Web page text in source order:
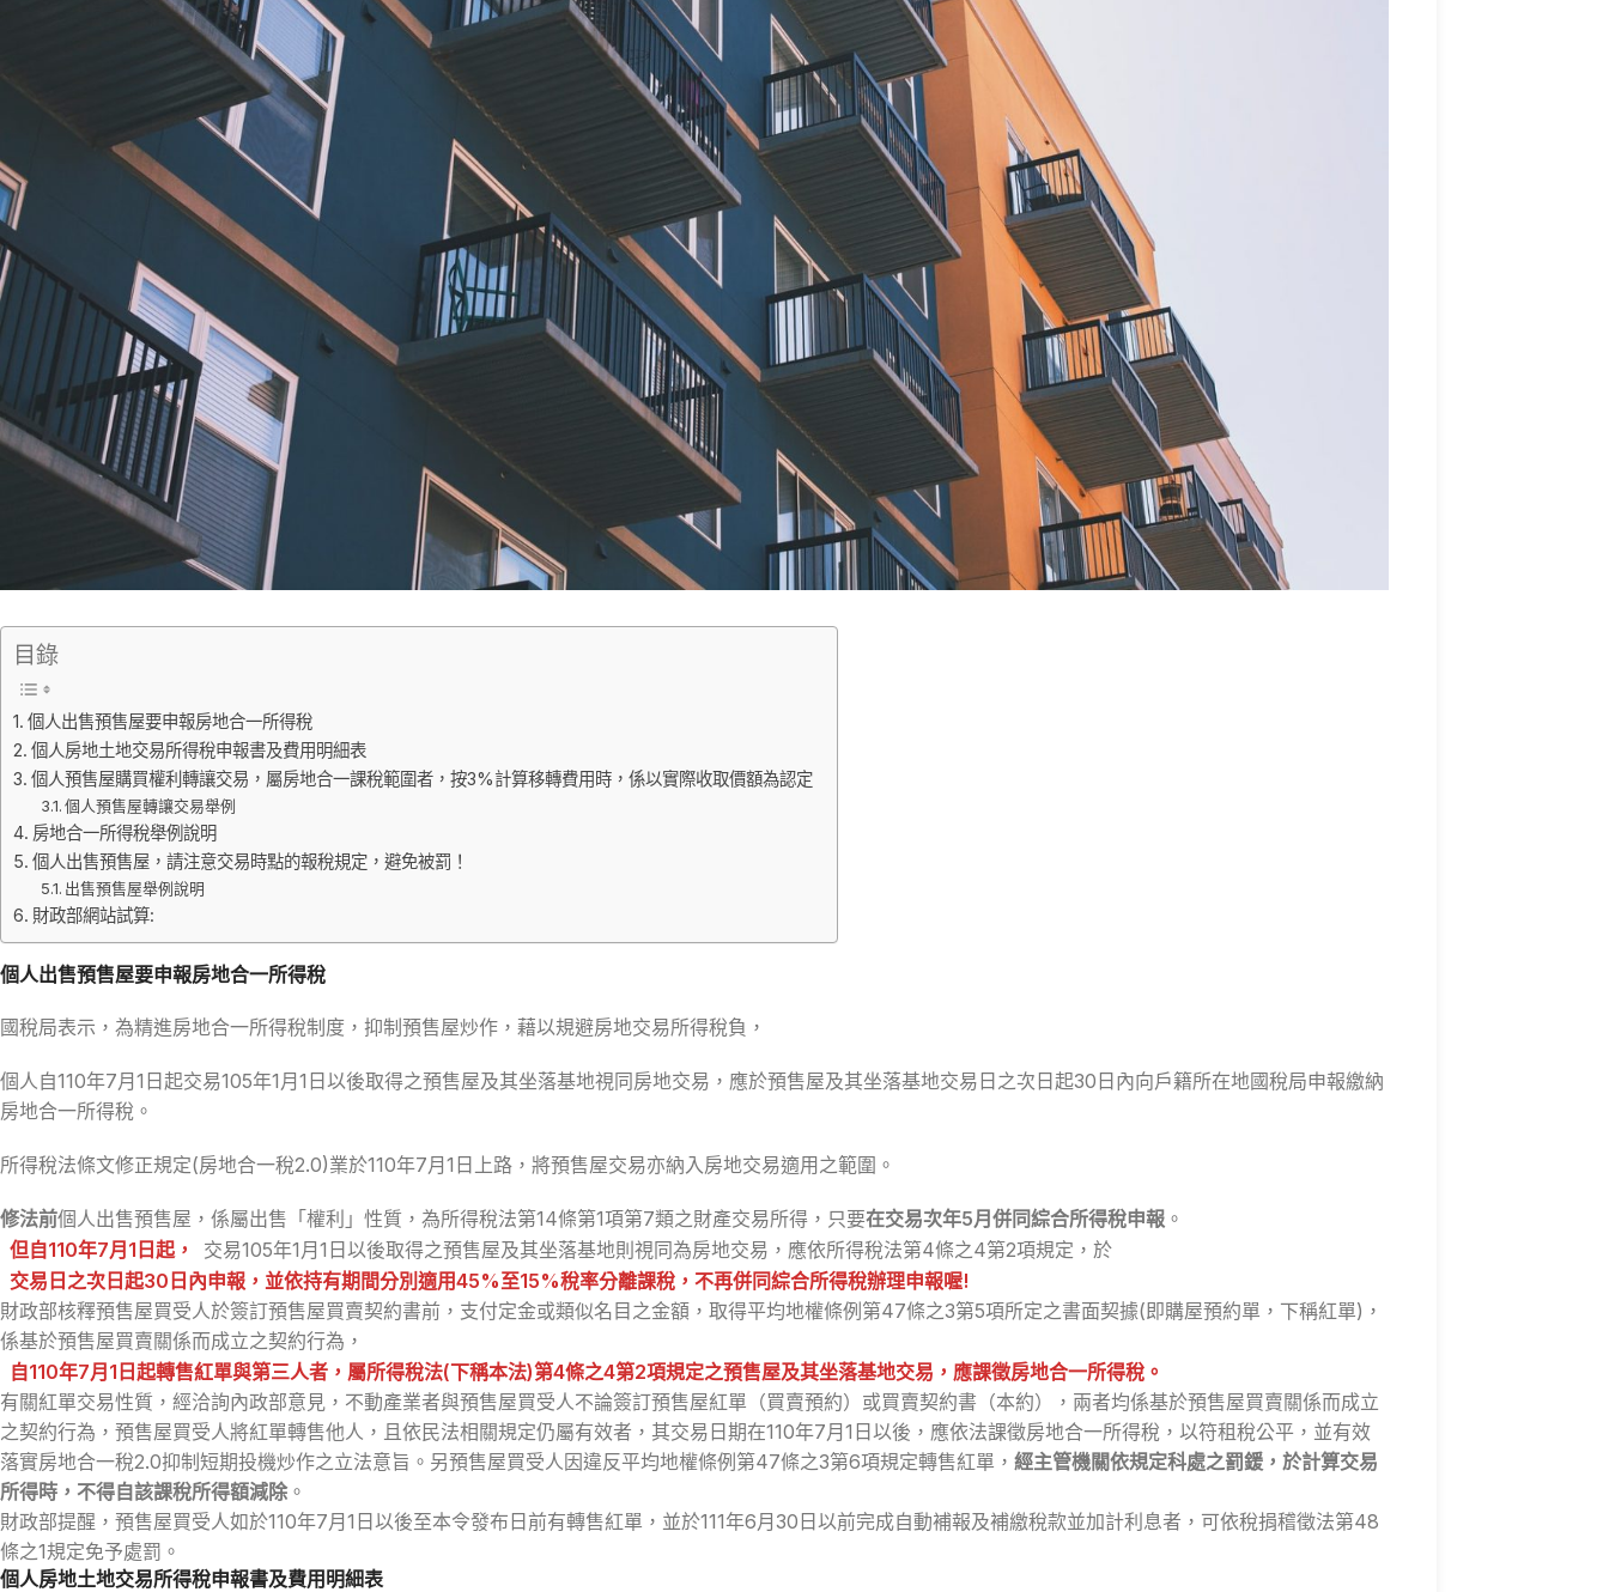
目錄
個人出售預售屋要申報房地合一所得稅
個人房地土地交易所得稅申報書及費用明細表
個人預售屋購買權利轉讓交易，屬房地合一課稅範圍者，按3%計算移轉費用時，係以實際收取價額為認定
個人預售屋轉讓交易舉例
房地合一所得稅舉例說明
個人出售預售屋，請注意交易時點的報稅規定，避免被罰！
出售預售屋舉例說明
財政部網站試算:
個人出售預售屋要申報房地合一所得稅
國稅局表示，為精進房地合一所得稅制度，抑制預售屋炒作，藉以規避房地交易所得稅負，
個人自110年7月1日起交易105年1月1日以後取得之預售屋及其坐落基地視同房地交易，應於預售屋及其坐落基地交易日之次日起30日內向戶籍所在地國稅局申報繳納
房地合一所得稅。
所得稅法條文修正規定(房地合一稅2.0)業於110年7月1日上路，將預售屋交易亦納入房地交易適用之範圍。
修法前個人出售預售屋，係屬出售「權利」性質，為所得稅法第14條第1項第7類之財產交易所得，只要在交易次年5月併同綜合所得稅申報 。
但自110年7月1日起 ，
交易105年1月1日以後取得之預售屋及其坐落基地則視同為房地交易，應依所得稅法第4條之4第2項規定，於
交易日之次日起30日內申報，並依持有期間分別適用45%至15%稅率分離課稅 ，不再併同綜合所得稅辦理申報喔!
財政部核釋預售屋買受人於簽訂預售屋買賣契約書前，支付定金或類似名目之金額，取得平均地權條例第47條之3第5項所定之書面契據(即購屋預約單，下稱紅單)，
係基於預售屋買賣關係而成立之契約行為，
自110年7月1日起轉售紅單與第三人者，屬所得稅法(下稱本法)第4條之4第2項規定之預售屋及其坐落基地交易，應課徵房地合一所得稅。
有關紅單交易性質，經洽詢內政部意見，不動產業者與預售屋買受人不論簽訂預售屋紅單（買賣預約）或買賣契約書（本約），兩者均係基於預售屋買賣關係而成立
之契約行為，預售屋買受人將紅單轉售他人，且依民法相關規定仍屬有效者，其交易日期在110年7月1日以後，應依法課徵房地合一所得稅，以符租稅公平，並有效
落實房地合一稅2.0抑制短期投機炒作之立法意旨。另預售屋買受人因違反平均地權條例第47條之3第6項規定轉售紅單， 經主管機關依規定科處之罰鍰，於計算交易
所得時，不得自該課稅所得額減除。
財政部提醒，預售屋買受人如於110年7月1日以後至本令發布日前有轉售紅單，並於111年6月30日以前完成自動補報及補繳稅款並加計利息者，可依稅捐稽徵法第48
條之1規定免予處罰。
個人房地土地交易所得稅申報書及費用明細表